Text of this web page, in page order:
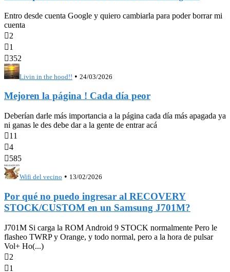
Entro desde cuenta Google y quiero cambiarla para poder borrar mi
cuenta
2
1
352
Livin in the hood!! • 24/03/2026
Mejoren la página ! Cada día peor
Deberían darle más importancia a la página cada día más apagada ya
ni ganas le des debe dar a la gente de entrar acá
11
4
585
Wifi del vecino • 13/02/2026
Por qué no puedo ingresar al RECOVERY
STOCK/CUSTOM en un Samsung J701M?
J701M Si carga la ROM Android 9 STOCK normalmente Pero le
flasheo TWRP y Orange, y todo normal, pero a la hora de pulsar
Vol+ Ho(...)
2
1